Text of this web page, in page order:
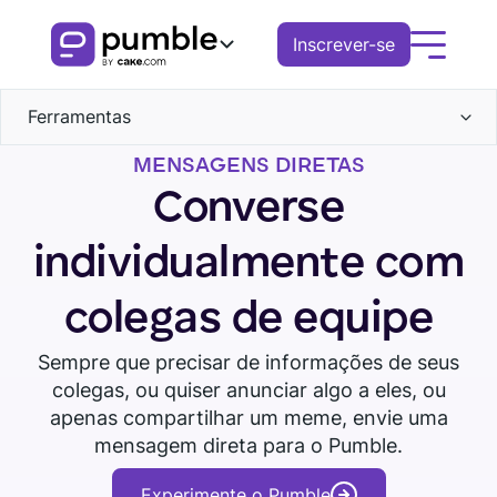
Inscrever-se
Produto
FUNCIONALIDADES
Canais
Mensagens
Threads
Notificações
Logística
Vendas
Educação
Recursos
Central de conhecimento
Guias Pumble
Pumble
Assista o tour
Agende uma
demonstração
Ferramentas
Comunicação
Sequências
Pesquisa
Mensagens de voz
Mensagens de vídeo
Chamadas
Compartilhamento de tela
Notificações
Notificações
Mensagens agendadas
Lembretes
Administração
Permissões
MENSAGENS DIRETAS
Converse
individualmente com
colegas de equipe
Sempre que precisar de informações de seus
colegas, ou quiser anunciar algo a eles, ou
apenas compartilhar um meme, envie uma
mensagem direta para o Pumble.